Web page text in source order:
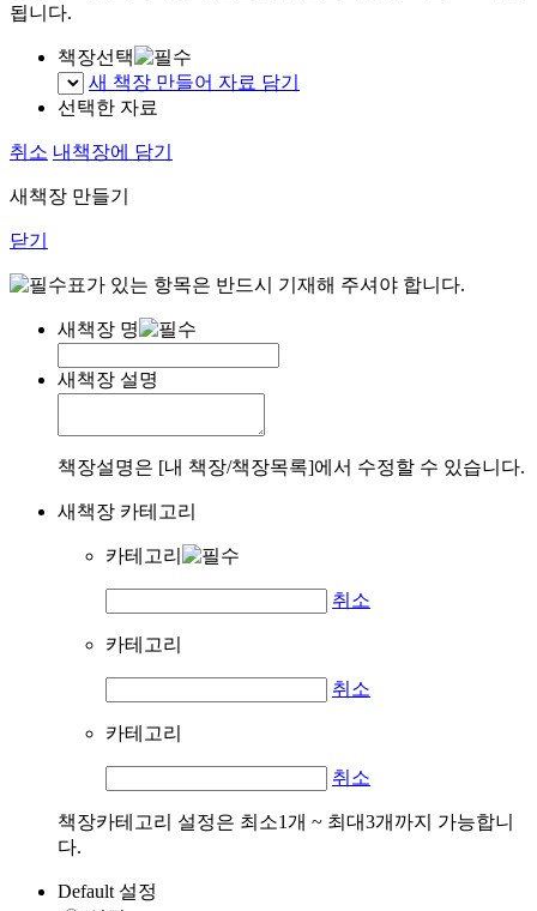
됩니다.
책장선택
새 책장 만들어 자료 담기
선택한 자료
취소 내책장에 담기
새책장 만들기
닫기
표가 있는 항목은 반드시 기재해 주셔야 합니다.
새책장 명
새책장 설명
책장설명은 [내 책장/책장목록]에서 수정할 수 있습니다.
새책장 카테고리
카테고리
취소
카테고리
취소
카테고리
취소
책장카테고리 설정은 최소1개 ~ 최대3개까지 가능합니
다.
Default 설정